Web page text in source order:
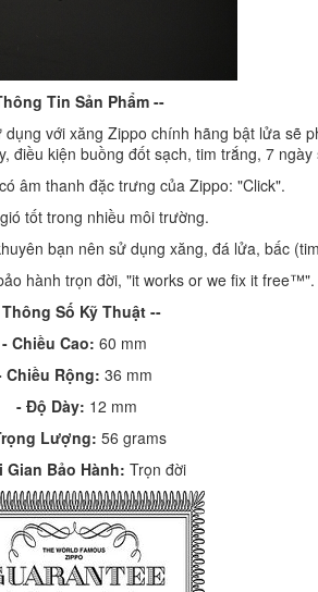
Tin Sản Phẩm --
với xăng Zippo chính hãng bật lửa sẽ
điều kiện buồng đốt sạch, tim trắng, 7
âm thanh đặc trưng của Zippo: "Click".
tốt trong nhiều môi trường.
bạn nên sử dụng xăng, đá lửa, bấc
hành trọn đời, "it works or we fix it free™".
Số Kỹ Thuật --
- Chiều Cao: 60 mm
Chiều Rộng: 36 mm
- Độ Dày: 12 mm
Lượng: 56 grams
Gian Bảo Hành: Trọn đời